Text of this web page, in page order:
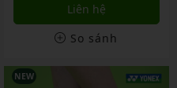
Liên hệ
So sánh
NEW